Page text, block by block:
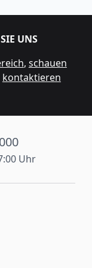
UNS
, schauen
kontaktieren
Uhr